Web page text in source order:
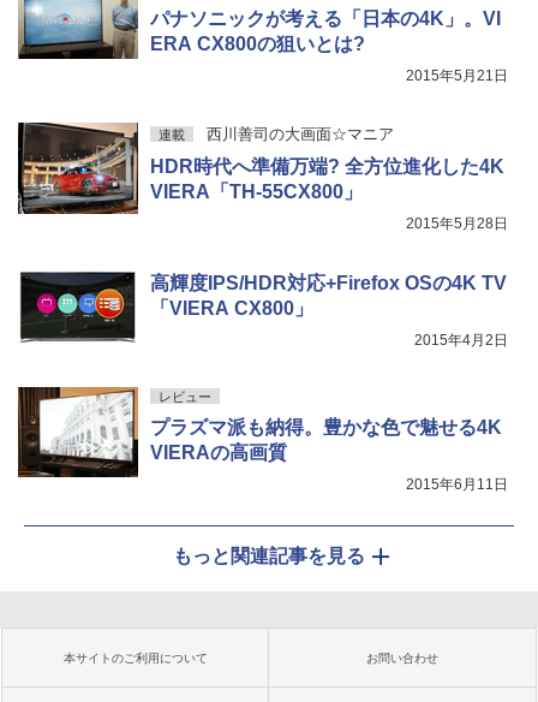
パナソニックが考える「日本の4K」。VI
ERA CX800の狙いとは?
2015年5月21日
連載 西川善司の大画面☆マニア
HDR時代へ準備万端? 全方位進化した4K
VIERA「TH-55CX800」
2015年5月28日
高輝度IPS/HDR対応+Firefox OSの4K TV
「VIERA CX800」
2015年4月2日
レビュー
プラズマ派も納得。豊かな色で魅せる4K
VIERAの高画質
2015年6月11日
もっと関連記事を見る
本サイトのご利用について お問い合わせ